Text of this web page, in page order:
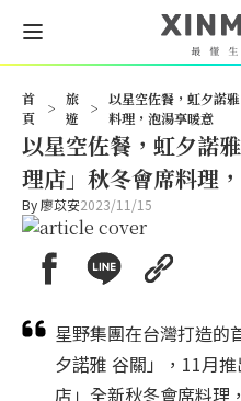
首
頁
>
旅
遊
>
以星空佐餐，虹夕諾
料理，泡湯享暖意
以星空佐餐，虹夕諾
理店」秋冬會席料理
By廖苡安2023/11/15
星野集團在台灣打造的
夕諾雅 谷關」，11月
店」全新秋冬會席料理